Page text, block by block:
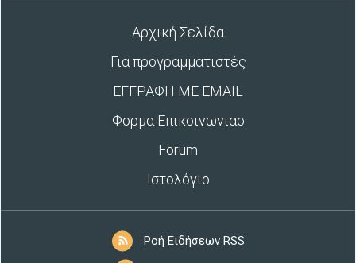
Αρχική Σελίδα
Για προγραμματιστές
ΕΓΓΡΑΦΗ ΜΕ EMAIL
Φορμα Επικοινωνιασ
Forum
Ιστολόγιο
Ροή Ειδήσεων RSS